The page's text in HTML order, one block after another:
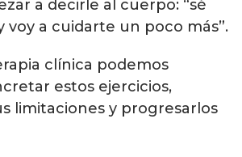
a decirle al cuerpo: “sé
voy a cuidarte un poco más”.
clínica podemos
estos ejercicios,
limitaciones y progresarlos